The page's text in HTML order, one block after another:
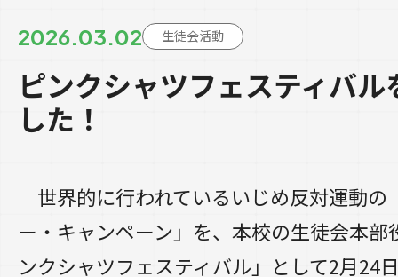
2026.03.02 生徒会活動
ピンクシャツフェスティバ
した！
世界的に行われているいじめ反対運動の
ー・キャンペーン」を、本校の生徒会本部
ンクシャツフェスティバル」として2月24